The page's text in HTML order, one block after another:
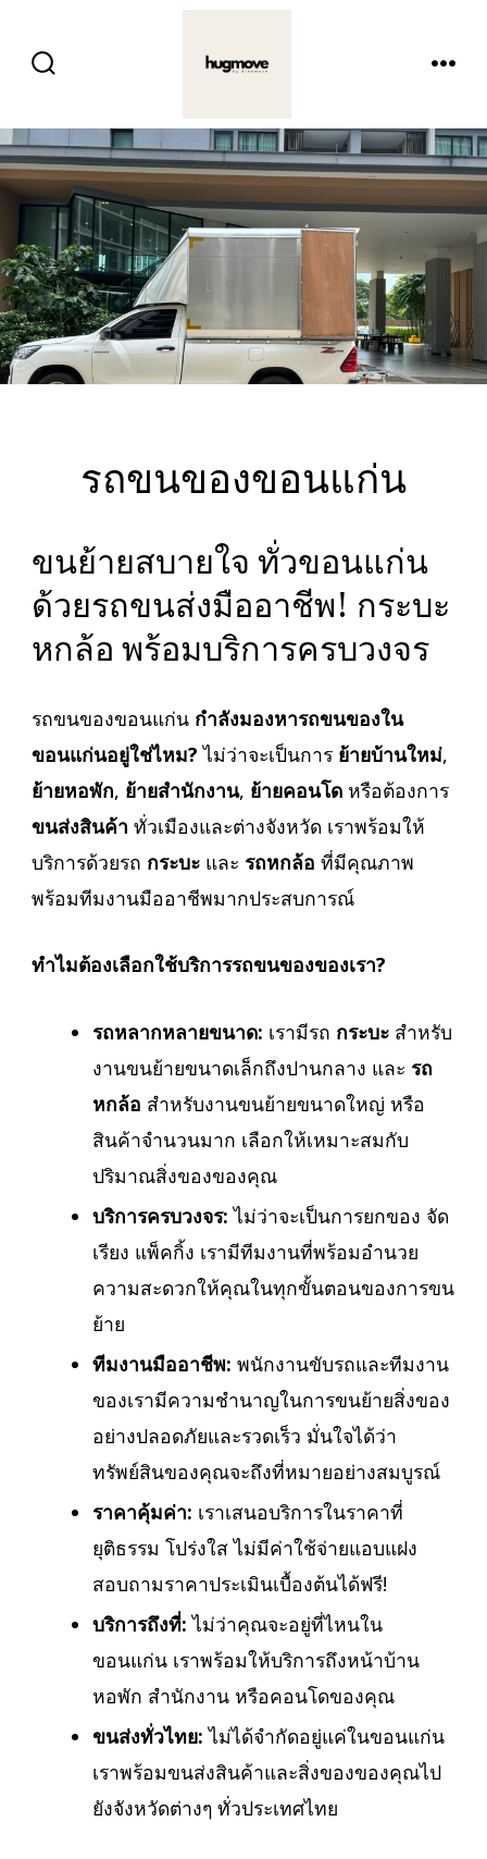
เนื้อหาค้นหา
รถขนของขอนแก่น
ขนย้ายสบายใจ ทั่วขอนแก่น
ด้วยรถขนส่งมืออาชีพ! กระบะ
หกล้อ พร้อมบริการครบวงจร
รถขนของขอนแก่น กำลังมองหารถขนของใน
ขอนแก่นอยู่ใช่ไหม? ไม่ว่าจะเป็นการ ย้ายบ้านใหม่,
ย้ายหอพัก, ย้ายสำนักงาน, ย้ายคอนโดหรือต้องการ
ขนส่งสินค้า ทั่วเมืองและต่างจังหวัด เราพร้อมให้
บริการด้วยรถ กระบะและ รถหกล้อ ที่มีคุณภาพ
พร้อมทีมงานมืออาชีพมากประสบการณ์
ทำไมต้องเลือกใช้บริการรถขนของของเรา?
รถหลากหลายขนาด: เรามีรถ กระบะสำหรับ
งานขนย้ายขนาดเล็กถึงปานกลาง และ รถ
หกล้อ สำหรับงานขนย้ายขนาดใหญ่ หรือ
สินค้าจำนวนมาก เลือกให้เหมาะสมกับ
ปริมาณสิ่งของของคุณ
บริการครบวงจร: ไม่ว่าจะเป็นการยกของ จัด
เรียง แพ็คกิ้ง เรามีทีมงานที่พร้อมอำนวย
ความสะดวกให้คุณในทุกขั้นตอนของการขน
ย้าย
ทีมงานมืออาชีพ: พนักงานขับรถและทีมงาน
ของเรามีความชำนาญในการขนย้ายสิ่งของ
อย่างปลอดภัยและรวดเร็ว มั่นใจได้ว่า
ทรัพย์สินของคุณจะถึงที่หมายอย่างสมบูรณ์
ราคาคุ้มค่า: เราเสนอบริการในราคาที่
ยุติธรรม โปร่งใส ไม่มีค่าใช้จ่ายแอบแฝง
สอบถามราคาประเมินเบื้องต้นได้ฟรี!
บริการถึงที่: ไม่ว่าคุณจะอยู่ที่ไหนใน
ขอนแก่น เราพร้อมให้บริการถึงหน้าบ้าน
หอพัก สำนักงาน หรือคอนโดของคุณ
ขนส่งทั่วไทย: ไม่ได้จำกัดอยู่แค่ในขอนแก่น
เราพร้อมขนส่งสินค้าและสิ่งของของคุณไป
ยังจังหวัดต่างๆ ทั่วประเทศไทย